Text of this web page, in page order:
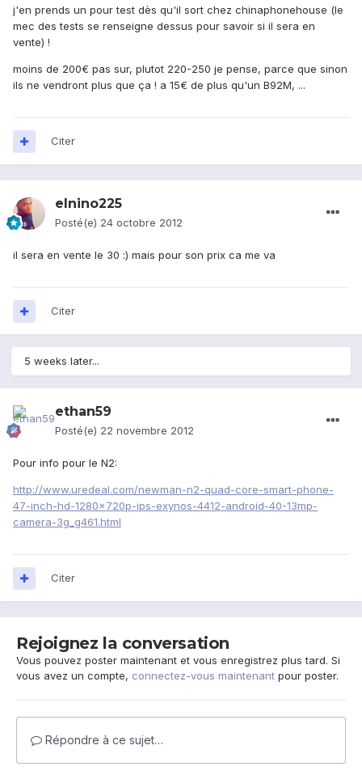
j'en prends un pour test dès qu'il sort chez chinaphonehouse (le
mec des tests se renseigne dessus pour savoir si il sera en
vente) !
moins de 200€ pas sur, plutot 220-250 je pense, parce que sinon
ils ne vendront plus que ça ! a 15€ de plus qu'un B92M, ...
Citer
elnino225
Posté(e) 24 octobre 2012
il sera en vente le 30 :) mais pour son prix ca me va
Citer
5 weeks later...
ethan59
Posté(e) 22 novembre 2012
Pour info pour le N2:
http://www.uredeal.com/newman-n2-quad-core-smart-phone-
47-inch-hd-1280x720p-ips-exynos-4412-android-40-13mp-
camera-3g_g461.html
Citer
Rejoignez la conversation
Vous pouvez poster maintenant et vous enregistrez plus tard. Si
vous avez un compte, connectez-vous maintenant pour poster.
Répondre à ce sujet…